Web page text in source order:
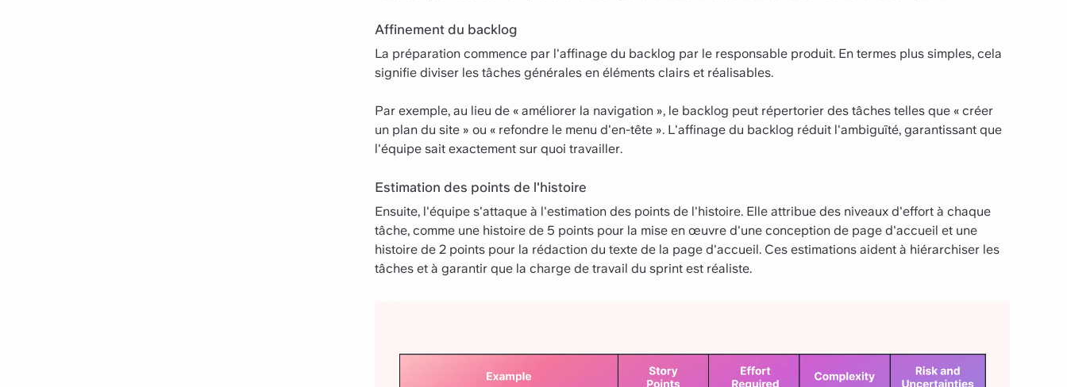
Affinement du backlog
La préparation commence par l'affinage du backlog par le responsable produit. En termes plus simples, cela
signifie diviser les tâches générales en éléments clairs et réalisables.
Par exemple, au lieu de « améliorer la navigation », le backlog peut répertorier des tâches telles que « créer
un plan du site » ou « refondre le menu d'en-tête ». L'affinage du backlog réduit l'ambiguïté, garantissant que
l'équipe sait exactement sur quoi travailler.
Estimation des points de l'histoire
Ensuite, l'équipe s'attaque à l'estimation des points de l'histoire. Elle attribue des niveaux d'effort à chaque
tâche, comme une histoire de 5 points pour la mise en œuvre d'une conception de page d'accueil et une
histoire de 2 points pour la rédaction du texte de la page d'accueil. Ces estimations aident à hiérarchiser les
tâches et à garantir que la charge de travail du sprint est réaliste.